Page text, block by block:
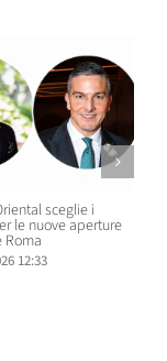
sceglie i
le nuove aperture
Roma
12:33